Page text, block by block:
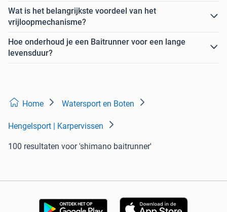
Wat is het belangrijkste voordeel van het
vrijloopmechanisme?
Hoe onderhoud je een Baitrunner voor een lange
levensduur?
Home Watersport en Boten
Hengelsport | Karpervissen
100 resultaten voor 'shimano baitrunner'